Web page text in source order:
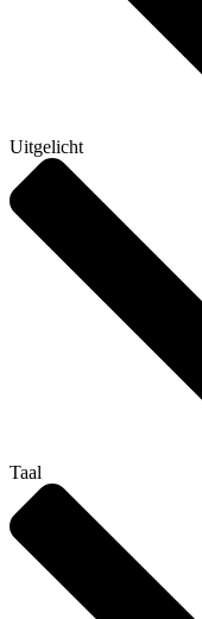
Uitgelicht
Taal